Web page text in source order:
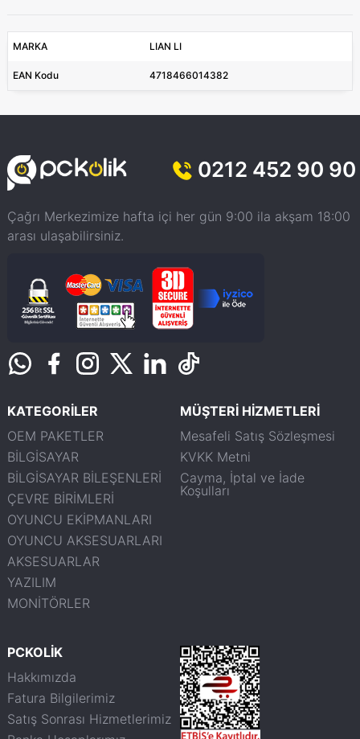
MARKA LIAN LI
EAN Kodu 4718466014382
0212 452 90 90
Çağrı Merkezimize hafta içi her gün 9:00 ila akşam 18:00
arası ulaşabilirsiniz.
KATEGORİLER
OEM PAKETLER
BİLGİSAYAR
BİLGİSAYAR BİLEŞENLERİ
ÇEVRE BİRİMLERİ
OYUNCU EKİPMANLARI
OYUNCU AKSESUARLARI
AKSESUARLAR
YAZILIM
MONİTÖRLER
MÜŞTERİ HİZMETLERİ
Mesafeli Satış Sözleşmesi
KVKK Metni
Cayma, İptal ve İade
Koşulları
PCKOLİK
Hakkımızda
Fatura Bilgilerimiz
Satış Sonrası Hizmetlerimiz